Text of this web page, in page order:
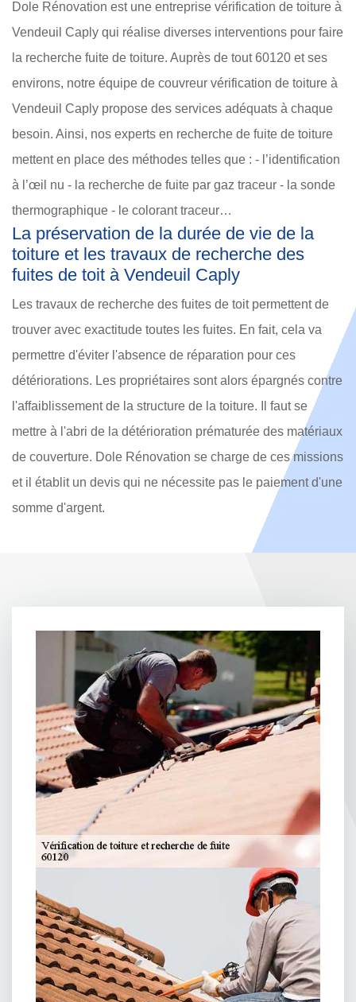
Dole Rénovation est une entreprise vérification de toiture à
Vendeuil Caply qui réalise diverses interventions pour faire
la recherche fuite de toiture. Auprès de tout 60120 et ses
environs, notre équipe de couvreur vérification de toiture à
Vendeuil Caply propose des services adéquats à chaque
besoin. Ainsi, nos experts en recherche de fuite de toiture
mettent en place des méthodes telles que : - l’identification
à l’œil nu - la recherche de fuite par gaz traceur - la sonde
thermographique - le colorant traceur…
La préservation de la durée de vie de la
toiture et les travaux de recherche des
fuites de toit à Vendeuil Caply
Les travaux de recherche des fuites de toit permettent de
trouver avec exactitude toutes les fuites. En fait, cela va
permettre d'éviter l'absence de réparation pour ces
détériorations. Les propriétaires sont alors épargnés contre
l'affaiblissement de la structure de la toiture. Il faut se
mettre à l'abri de la détérioration prématurée des matériaux
de couverture. Dole Rénovation se charge de ces missions
et il établit un devis qui ne nécessite pas le paiement d'une
somme d'argent.